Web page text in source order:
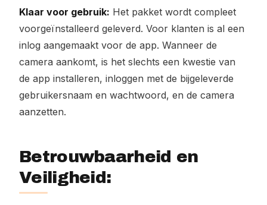
Klaar voor gebruik: Het pakket wordt compleet
voorgeïnstalleerd geleverd. Voor klanten is al een
inlog aangemaakt voor de app. Wanneer de
camera aankomt, is het slechts een kwestie van
de app installeren, inloggen met de bijgeleverde
gebruikersnaam en wachtwoord, en de camera
aanzetten.
Betrouwbaarheid en
Veiligheid: